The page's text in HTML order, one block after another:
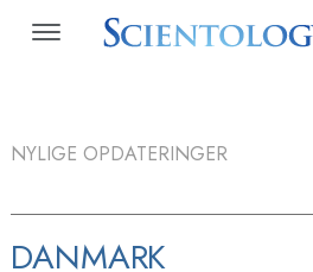
NYLIGE OPDATERINGER
DANMARK